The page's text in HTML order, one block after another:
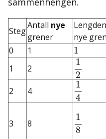
Steg
Antall nye
grener
nye
0
1 1
1
1 2
1
2
12
2 4
1
4
14
3 8
1
8
1